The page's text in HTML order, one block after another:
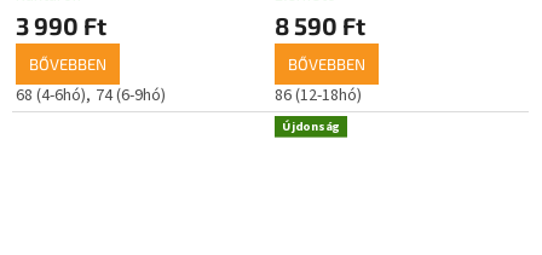
3 990 Ft
BŐVEBBEN
68 (4-6hó) 74 (6-9hó)
8 590 Ft
BŐVEBBEN
86 (12-18hó)
Újdonság